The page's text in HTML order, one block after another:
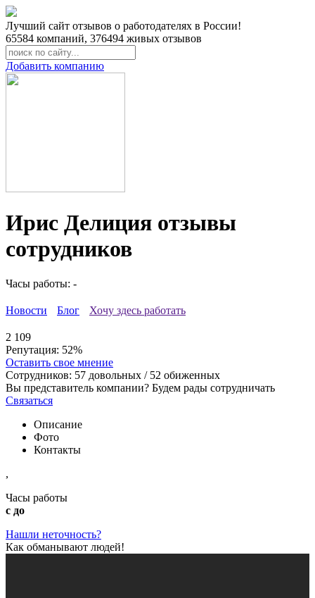
Лучший сайт отзывов о работодателях в России!
65584 компаний, 376494 живых отзывов
Добавить компанию
Ирис Делиция отзывы
сотрудников
Часы работы: -
Новости Блог Хочу здесь работать
2 109
Репутация: 52%
Оставить свое мнение
Сотрудников: 57 довольных / 52 обиженных
Вы представитель компании? Будем рады сотрудничать
Связаться
Описание
Фото
Контакты
,
Часы работы
с до
Нашли неточность?
Как обманывают людей!